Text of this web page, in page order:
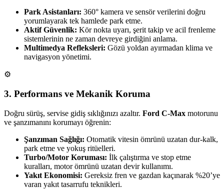
Park Asistanları: 360° kamera ve sensör verilerini doğru
yorumlayarak tek hamlede park etme.
Aktif Güvenlik: Kör nokta uyarı, şerit takip ve acil frenleme
sistemlerinin ne zaman devreye girdiğini anlama.
Multimedya Refleksleri: Gözü yoldan ayırmadan klima ve
navigasyon yönetimi.
⚙️
3. Performans ve Mekanik Koruma
Doğru sürüş, servise gidiş sıklığınızı azaltır. Ford C-Max motorunu
ve şanzımanını korumayı öğrenin:
Şanzıman Sağlığı: Otomatik vitesin ömrünü uzatan dur-kalk,
park etme ve yokuş ritüelleri.
Turbo/Motor Koruması: İlk çalıştırma ve stop etme
kuralları, motor ömrünü uzatan devir kullanımı.
Yakıt Ekonomisi: Gereksiz fren ve gazdan kaçınarak %20’ye
varan yakıt tasarrufu teknikleri.